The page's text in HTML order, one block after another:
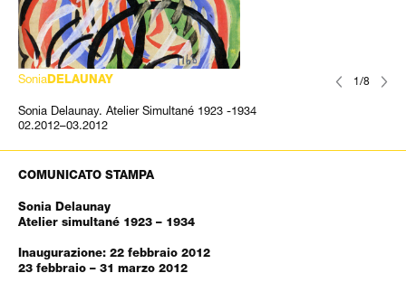
1/8
Sonia DELAUNAY
Sonia Delaunay. Atelier Simultané 1923 -1934
02.2012–03.2012
COMUNICATO STAMPA
Sonia Delaunay
Atelier simultané 1923 – 1934
Inaugurazione: 22 febbraio 2012
23 febbraio – 31 marzo 2012